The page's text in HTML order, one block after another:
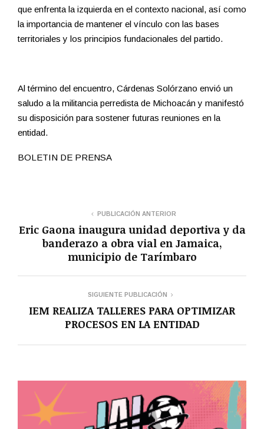
que enfrenta la izquierda en el contexto nacional, así como
la importancia de mantener el vínculo con las bases
territoriales y los principios fundacionales del partido.
Al término del encuentro, Cárdenas Solórzano envió un
saludo a la militancia perredista de Michoacán y manifestó
su disposición para sostener futuras reuniones en la
entidad.
BOLETIN DE PRENSA
PUBLICACIÓN ANTERIOR
Eric Gaona inaugura unidad deportiva y da
banderazo a obra vial en Jamaica,
municipio de Tarímbaro
SIGUIENTE PUBLICACIÓN
IEM REALIZA TALLERES PARA OPTIMIZAR
PROCESOS EN LA ENTIDAD